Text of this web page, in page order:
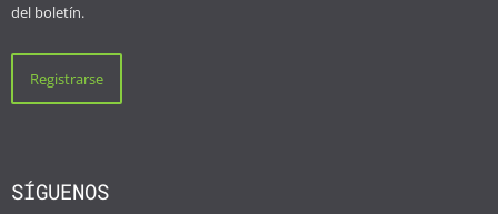
del boletín.
SÍGUENOS